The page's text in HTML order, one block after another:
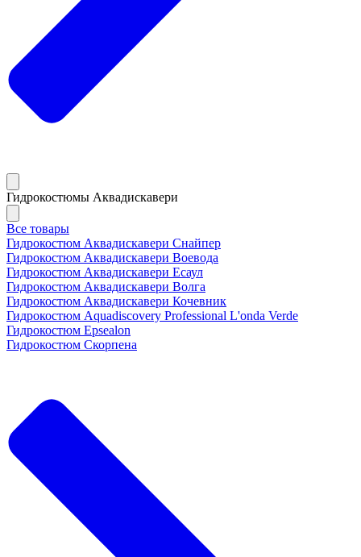
Гидрокостюмы Аквадискавери
Все товары
Гидрокостюм Аквадискавери Снайпер
Гидрокостюм Аквадискавери Воевода
Гидрокостюм Аквадискавери Есаул
Гидрокостюм Аквадискавери Волга
Гидрокостюм Аквадискавери Кочевник
Гидрокостюм Aquadiscovery Professional L'onda Verde
Гидрокостюм Epsealon
Гидрокостюм Скорпена